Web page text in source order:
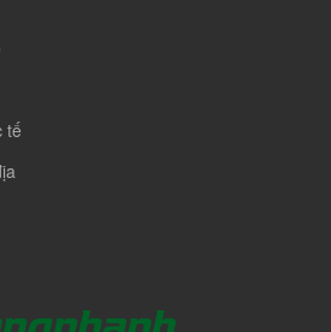
tế